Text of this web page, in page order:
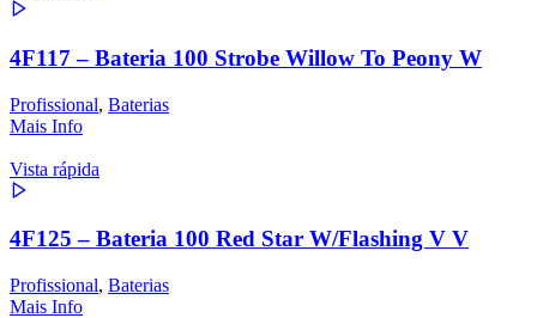
4F117 – Bateria 100 Strobe Willow To Peony W
Profissional, Baterias
Mais Info
Vista rápida
4F125 – Bateria 100 Red Star W/Flashing V V
Profissional, Baterias
Mais Info